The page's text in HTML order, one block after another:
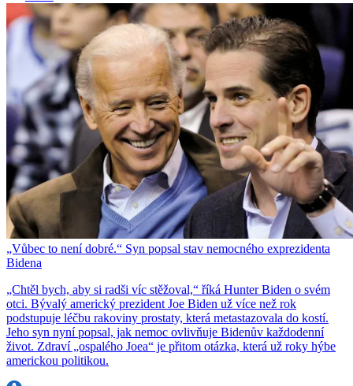
„Vůbec to není dobré.“ Syn popsal stav nemocného exprezidenta
Bidena
„Chtěl bych, aby si radši víc stěžoval,“ říká Hunter Biden o svém
otci. Bývalý americký prezident Joe Biden už více než rok
podstupuje léčbu rakoviny prostaty, která metastazovala do kostí.
Jeho syn nyní popsal, jak nemoc ovlivňuje Bidenův každodenní
život. Zdraví „ospalého Joea“ je přitom otázka, která už roky hýbe
americkou politikou.